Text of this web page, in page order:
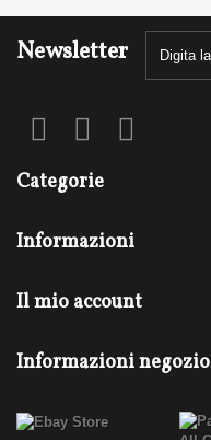
Newsletter
Categorie
Informazioni
Il mio account
Informazioni negozio